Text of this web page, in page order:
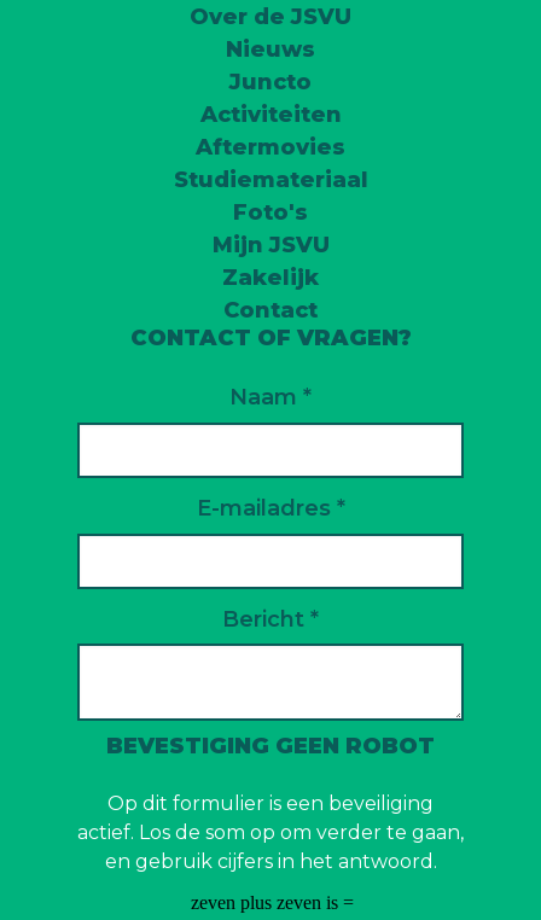
Over de JSVU
Nieuws
Juncto
Activiteiten
Aftermovies
Studiemateriaal
Foto's
Mijn JSVU
Zakelijk
Contact
CONTACT OF VRAGEN?
Naam *
E-mailadres *
Bericht *
BEVESTIGING GEEN ROBOT
Op dit formulier is een beveiliging
actief. Los de som op om verder te gaan,
en gebruik cijfers in het antwoord.